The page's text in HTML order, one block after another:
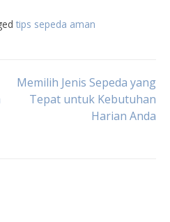
tips sepeda aman
Memilih Jenis Sepeda yang
Tepat untuk Kebutuhan
Harian Anda